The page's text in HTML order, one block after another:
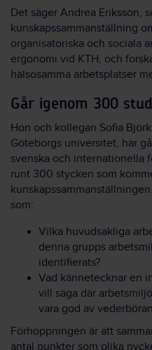
Det säger Andrea Eriksson,
kunskapssammanställning
organisatoriska och sociala
ergonomi vid KTH, och
hälsosamma arbetsplatser
Går igenom 300
Hon och kollegan Sofia
Göteborgs universitet, har
svenska och internationella
runt 300 stycken som
som:
Vilka huvudsakliga
denna grupps
identifierats?
Vad kännetecknar en
vill säga där
vara god av
Förhoppningen är att
antal punkter som olika